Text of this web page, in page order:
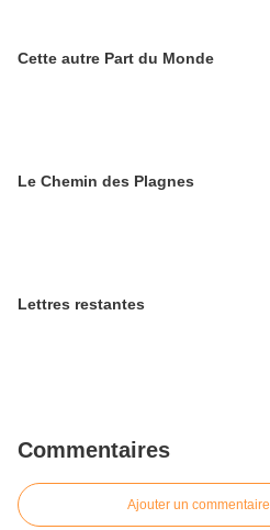
Cette autre Part du Monde
Le Chemin des Plagnes
Lettres restantes
Commentaires
Ajouter un commentaire